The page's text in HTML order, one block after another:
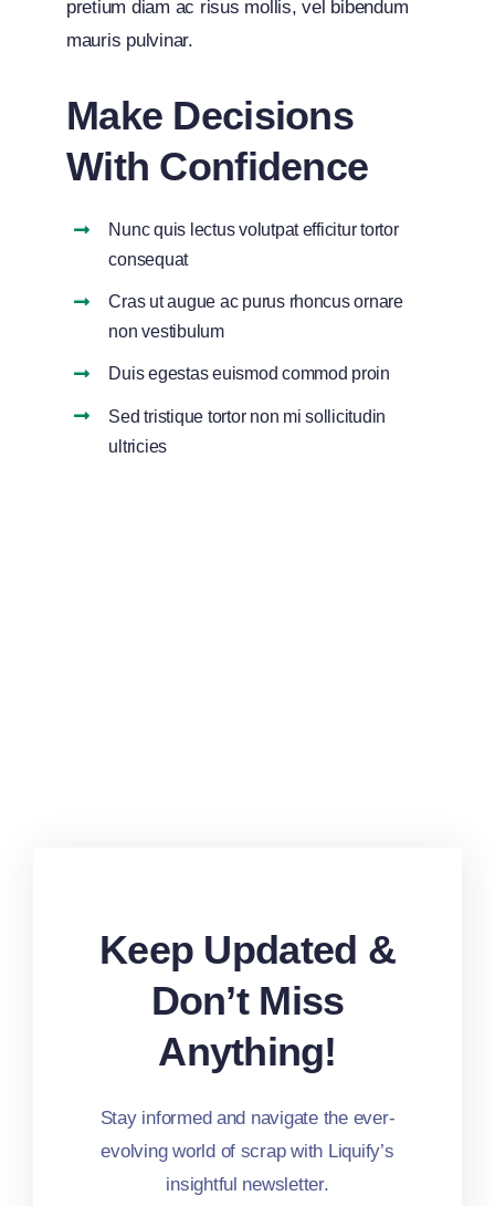
pretium diam ac risus mollis, vel bibendum
mauris pulvinar.
Make Decisions
With Confidence
Nunc quis lectus volutpat efficitur tortor
consequat
Cras ut augue ac purus rhoncus ornare
non vestibulum
Duis egestas euismod commod proin
Sed tristique tortor non mi sollicitudin
ultricies
Keep Updated &
Don’t Miss
Anything!
Stay informed and navigate the ever-
evolving world of scrap with Liquify’s
insightful newsletter.